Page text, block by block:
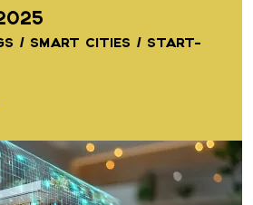
/ SMART CITIES / START-